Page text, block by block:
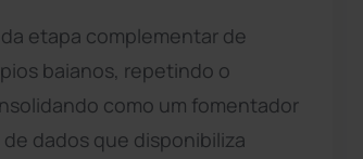
etapa complementar de
baianos, repetindo o
como um fomentador
dados que disponibiliza